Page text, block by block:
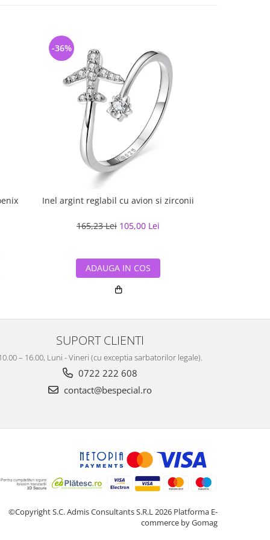
Inel argint reglabil cu avion si zirconii
165,23 Lei 105,00 Lei
-36%
ADAUGA IN COS
SUPORT CLIENTI
– 16.00, Luni - Vineri (cu exceptia sarbatorilor legale).
0722 222 608
contact@bespecial.ro
©Copyright S.C. Admis Consultants S.R.L 2026 Platforma E-
commerce by Gomag